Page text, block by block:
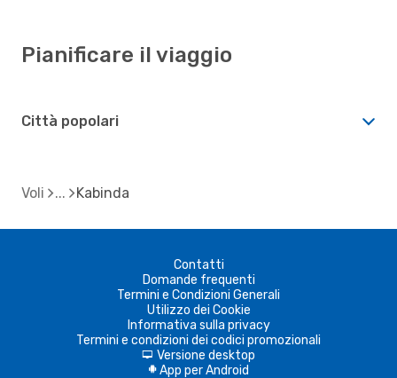
Pianificare il viaggio
Città popolari
Voli Kabinda
Contatti
Domande frequenti
Termini e Condizioni Generali
Utilizzo dei Cookie
Informativa sulla privacy
Termini e condizioni dei codici promozionali
d Versione desktop
A App per Android